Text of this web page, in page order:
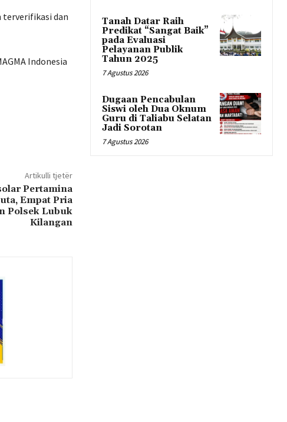
terverifikasi dan
Indonesia
Artikulli tjetër
Pertamina
Empat Pria
Polsek Lubuk
Kilangan
Tanah Datar Raih
Predikat “Sangat Baik”
pada Evaluasi
Pelayanan Publik
Tahun 2025
7 Agustus 2026
Dugaan Pencabulan
Siswi oleh Dua Oknum
Guru di Taliabu Selatan
Jadi Sorotan
7 Agustus 2026